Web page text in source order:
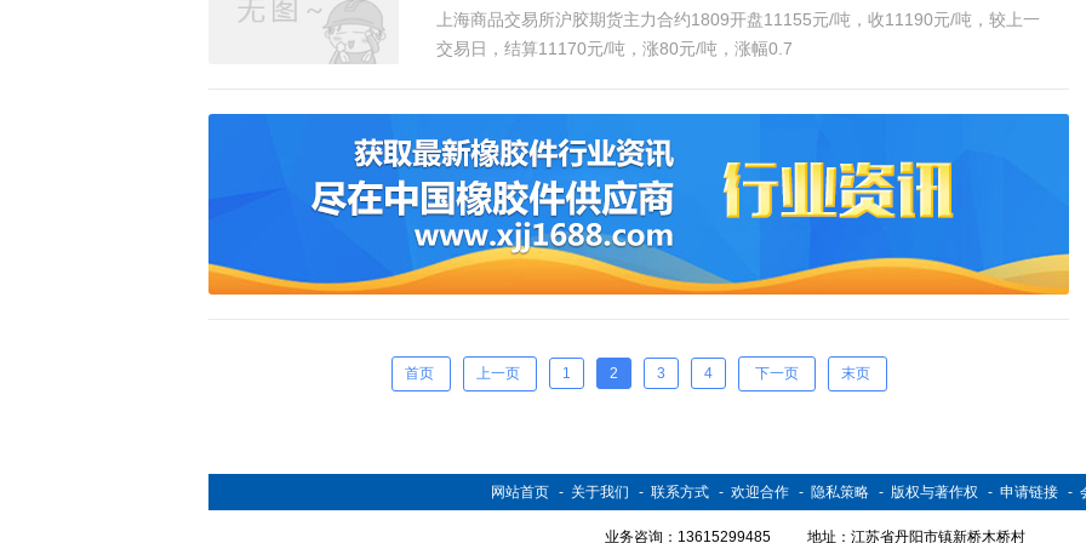
上海商品交易所沪胶期货主力合约1809开盘11155元/吨，收11190元/吨，较上一
交易日，结算11170元/吨，涨80元/吨，涨幅0.7
首页 上一页 1 2 3 4 下一页 末页
网站首页 - 关于我们 - 联系方式 - 欢迎合作 - 隐私策略 - 版权与著作权 - 申请链接 -
业务咨询：13615299485 地址：江苏省丹阳市镇新桥木桥村